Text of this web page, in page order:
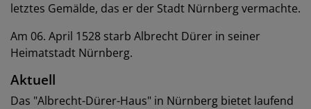
letztes Gemälde, das er der Stadt Nürnberg vermachte.
Am 06. April 1528 starb Albrecht Dürer in seiner
Heimatstadt Nürnberg.
Aktuell
Das "Albrecht-Dürer-Haus" in Nürnberg bietet laufend